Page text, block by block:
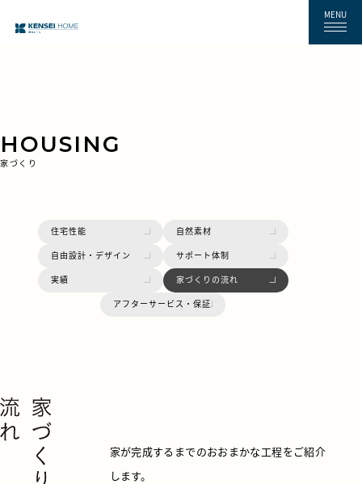
MENU
HOUSING
家づくり
住宅性能
自然素材
自由設計・デザイン
サポート体制
実績
家づくりの流れ
アフターサービス・保証
家が完成するまでのおおまかな工程をご紹介
します。